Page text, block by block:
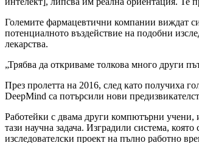
Големите фармацевтични компании виждат
потенциалното въздействие на подобни
лекарства.
„Трябва да откриваме толкова много други
През пролетта на 2016, след като получиха
DeepMind са потърсили нови
Работейки с двама други компютърни учени,
тази научна задача. Изградили система,
изследователски проект на пълно работно